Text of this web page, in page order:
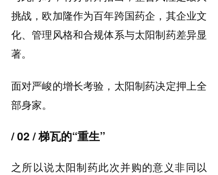
挑战，欧加隆作为百年跨国药企，其企业文
化、管理风格和合规体系与太阳制药差异显
著。
面对严峻的增长考验，太阳制药决定押上全
部身家。
/ 02 / 梯瓦的“重生”
之所以说太阳制药此次并购的意义非同以